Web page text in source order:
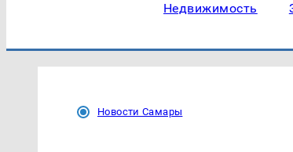
Недвижимость
Новости Самары